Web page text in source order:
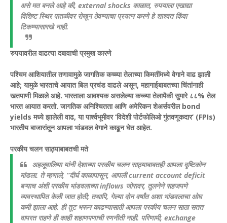
असे मत बनले आहे की, external shocks काळात, रुपयाला एखाद्या
विशिष्ट स्थिर पातळीवर रोखून ठेवण्याचा प्रयत्न करणे हे शाश्वत किंवा
टिकण्यासारखे नाही.
रुपयावरील वाढत्या दबावाची प्रमुख कारणे
पश्चिम आशियातील तणावामुळे जागतिक कच्च्या तेलाच्या किमतींमध्ये वेगाने वाढ झाली
आहे; यामुळे भारताचे आयात बिल प्रचंड वाढले असून, महागाईबाबतच्या चिंतांनाही
खतपाणी मिळाले आहे. भारताला आवश्यक असलेल्या कच्च्या तेलापैकी सुमारे ८८% तेल
भारत आयात करतो. जागतिक अनिश्चितता आणि अमेरिकन शेअर्सवरील bond
yields मध्ये झालेली वाढ, या पार्श्वभूमीवर ‘विदेशी पोर्टफोलिओ गुंतवणूकदार’ (FPIs)
भारतीय बाजारांतून आपला भांडवल वेगाने काढून घेत आहेत.
परकीय चलन साठ्याबाबतची मते
अहलूवालिया यांनी देशाच्या परकीय चलन साठ्याबाबतही आपला दृष्टिकोन
मांडला. ते म्हणाले, “दीर्घ काळापासून, आपली current account deficit
बऱ्याच अंशी परकीय भांडवलाच्या inflows जोरावर, तुलनेने सहजपणे
व्यवस्थापित केली जात होती; तथापि, गेल्या दोन वर्षांत अशा भांडवलाचा ओघ
कमी झाला आहे. ही तूट भरून काढण्यासाठी आपला परकीय चलन साठा सतत
वापरत राहणे ही काही शहाणपणाची रणनीती नाही. परिणामी, exchange